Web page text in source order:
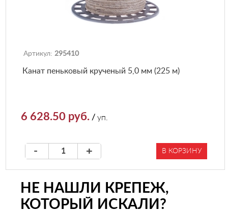
Артикул: 295410
Канат пеньковый крученый 5,0 мм (225 м)
6 628.50 руб. /уп.
- + В КОРЗИНУ
НЕ НАШЛИ КРЕПЕЖ,
КОТОРЫЙ ИСКАЛИ?